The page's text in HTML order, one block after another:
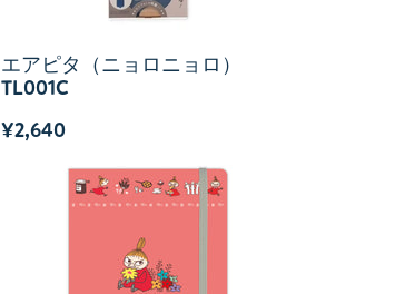
エアピタ（ニョロニョロ）
TL001C
¥2,640